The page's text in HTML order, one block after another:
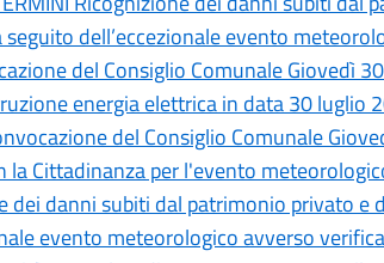
dell’eccezionale evento
del Consiglio Comunale Giovedì
energia elettrica in data 30 luglio
del Consiglio Comunale
la Cittadinanza per l'evento
dei danni subiti dal patrimonio privato
evento meteorologico avverso